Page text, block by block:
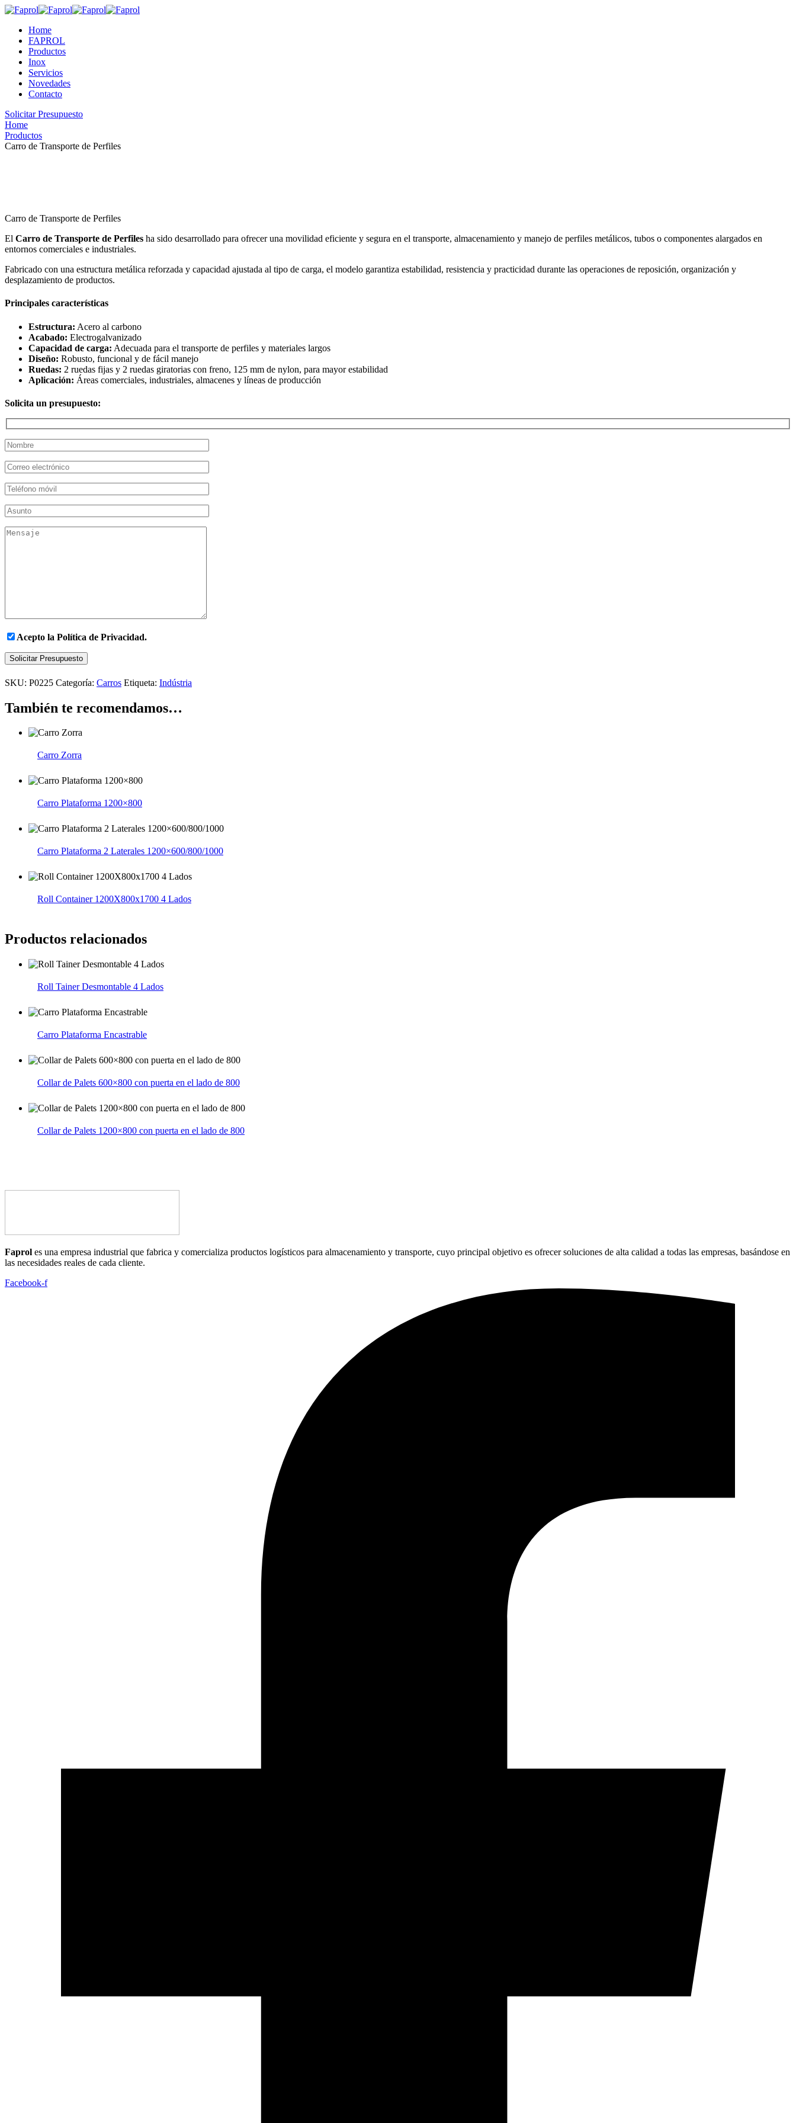
Home
FAPROL
Productos
Inox
Servicios
Novedades
Contacto
Solicitar Presupuesto
Home
Productos
Carro de Transporte de Perfiles
Carro de Transporte de Perfiles
El Carro de Transporte de Perfiles ha sido desarrollado para ofrecer una movilidad eficiente y segura en el transporte, almacenamiento y manejo de perfiles metálicos, tubos o componentes alargados en
entornos comerciales e industriales.
Fabricado con una estructura metálica reforzada y capacidad ajustada al tipo de carga, el modelo garantiza estabilidad, resistencia y practicidad durante las operaciones de reposición, organización y
desplazamiento de productos.
Principales características
Estructura: Acero al carbono
Acabado: Electrogalvanizado
Capacidad de carga: Adecuada para el transporte de perfiles y materiales largos
Diseño: Robusto, funcional y de fácil manejo
Ruedas: 2 ruedas fijas y 2 ruedas giratorias con freno, 125 mm de nylon, para mayor estabilidad
Aplicación: Áreas comerciales, industriales, almacenes y líneas de producción
Solicita un presupuesto:
Acepto la Política de Privacidad.
Solicitar Presupuesto
SKU: P0225 Categoría: Carros Etiqueta: Indústria
También te recomendamos…
Carro Zorra
Carro Plataforma 1200×800
Carro Plataforma 2 Laterales 1200×600/800/1000
Roll Container 1200X800x1700 4 Lados
Productos relacionados
Roll Tainer Desmontable 4 Lados
Carro Plataforma Encastrable
Collar de Palets 600×800 con puerta en el lado de 800
Collar de Palets 1200×800 con puerta en el lado de 800
Faprol es una empresa industrial que fabrica y comercializa productos logísticos para almacenamiento y transporte, cuyo principal objetivo es ofrecer soluciones de alta calidad a todas las empresas, basándose en
las necesidades reales de cada cliente.
Facebook-f